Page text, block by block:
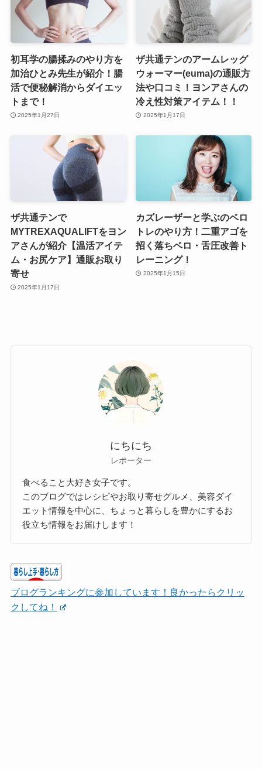
初耳学の腸揉みのやり方を
加治ひとみ先生が紹介！腸
活で便秘解消からダイエッ
トまで！
2025年1月27日
ザ共通テンのアームレッグ
ウォーマー(euma)の通販方
法や口コミ！ヨンアさんの
冷え性対策アイテム！！
2025年1月17日
ザ共通テンで
MYTREXAQUALIFTをヨン
アさんが紹介【温活アイテ
ム・お尻ケア】通販お取り
寄せ
2025年1月17日
カズレーザーと学ぶのベロ
トレのやり方！二重アゴを
招く落ちベロ・舌圧改善ト
レーニング！
2025年1月15日
にちにち
レポーター
食べること大好き女子です。
このブログではレシピやお取り寄せグルメ、美容ダイ
エット情報を中心に、ちょっと暮らしを豊かにするお
役立ち情報をお届けします！
ブログランキングに参加しています！良かったらクリッ
クしてね！